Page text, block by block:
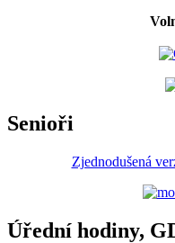
Senioři
Zjednodušená
Úřední hodiny,